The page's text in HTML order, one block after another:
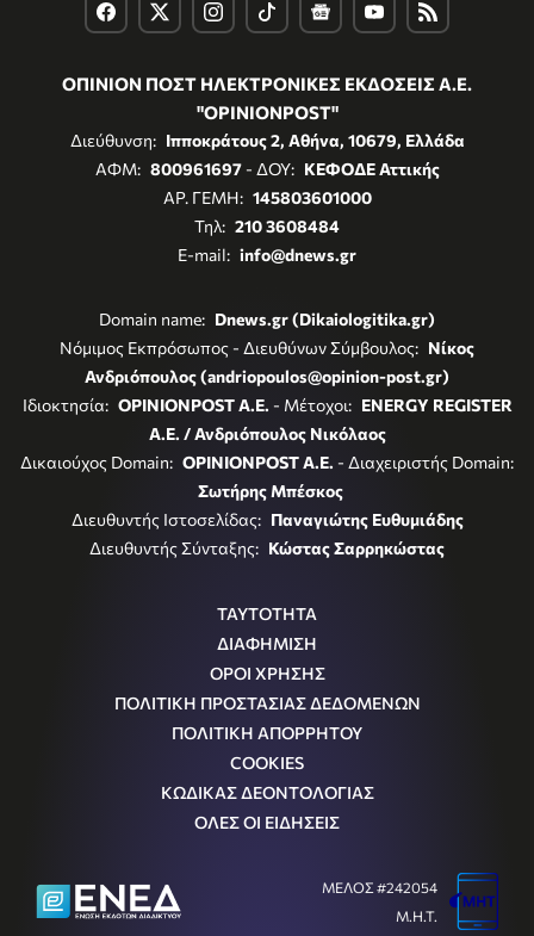
ΟΠΙΝΙΟΝ ΠΟΣΤ ΗΛΕΚΤΡΟΝΙΚΕΣ ΕΚΔΟΣΕΙΣ Α.Ε.
"OPINIONPOST"
Διεύθυνση: Ιπποκράτους 2, Αθήνα, 10679, Ελλάδα
ΑΦΜ: 800961697- ΔΟΥ: ΚΕΦΟΔΕ Αττικής
ΑΡ. ΓΕΜΗ: 145803601000
Τηλ: 210 3608484
E-mail: info@dnews.gr
Domain name: Dnews.gr (Dikaiologitika.gr)
Νόμιμος Εκπρόσωπος - Διευθύνων Σύμβουλος: Νίκος
Ανδριόπουλος (andriopoulos@opinion-post.gr)
Ιδιοκτησία: OPINIONPOST A.E. - Μέτοχοι: ENERGY REGISTER
Α.Ε. / Ανδριόπουλος Νικόλαος
Δικαιούχος Domain: OPINIONPOST A.E. - Διαχειριστής Domain:
Σωτήρης Μπέσκος
Διευθυντής Ιστοσελίδας: Παναγιώτης Ευθυμιάδης
Διευθυντής Σύνταξης: Κώστας Σαρρηκώστας
ΤΑΥΤΟΤΗΤΑ
ΔΙΑΦΗΜΙΣΗ
ΟΡΟΙ ΧΡΗΣΗΣ
ΠΟΛΙΤΙΚΗ ΠΡΟΣΤΑΣΙΑΣ ΔΕΔΟΜΕΝΩΝ
ΠΟΛΙΤΙΚΗ ΑΠΟΡΡΗΤΟΥ
COOKIES
ΚΩΔΙΚΑΣ ΔΕΟΝΤΟΛΟΓΙΑΣ
ΟΛΕΣ ΟΙ ΕΙΔΗΣΕΙΣ
ΜΕΛΟΣ #242054
Μ.Η.Τ.